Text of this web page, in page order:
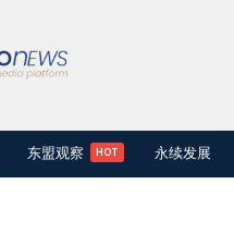
东盟观察 永续发展